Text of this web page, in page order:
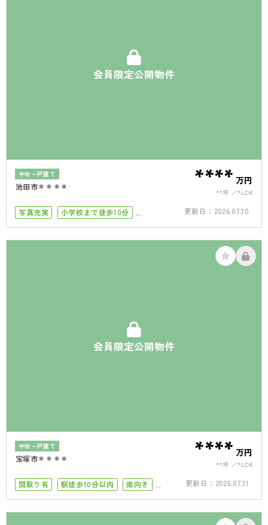
会員限定公開物件
中古一戸建て
池田市＊＊＊＊ **** 万円
**坪 *LDK
写真充実
小学校まで徒歩10分
更新日： 2026.07.30
会員限定公開物件
中古一戸建て
宝塚市＊＊＊＊ **** 万円
**坪 *LDK
間取り有 駅徒歩10分以内
南向き
更新日： 2026.07.31